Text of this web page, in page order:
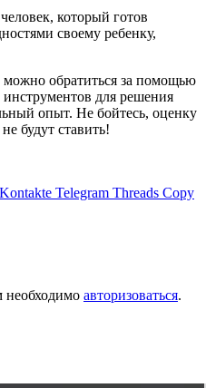
который готов
своему ребенку,
обратиться за помощью
инструментов для решения
опыт. Не бойтесь, оценку
будут ставить!
Telegram Threads Copy
необходимо авторизоваться.